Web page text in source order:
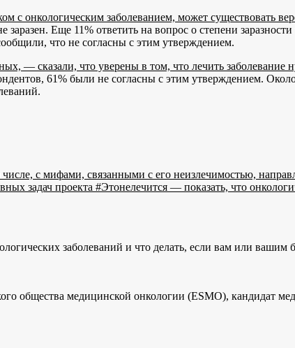
с онкологическим заболеванием, может существовать
заразен. Еще 11% ответить на вопрос о степени
что не согласны с этим утверждением.
— сказали, что уверены в том, что лечить
61% были не согласны с этим утверждением.
с мифами, связанными с его неизлечимостью,
задач проекта #Этонелечится — показать, что
заболеваний и что делать, если вам или
общества медицинской онкологии (ESMO), кандидат